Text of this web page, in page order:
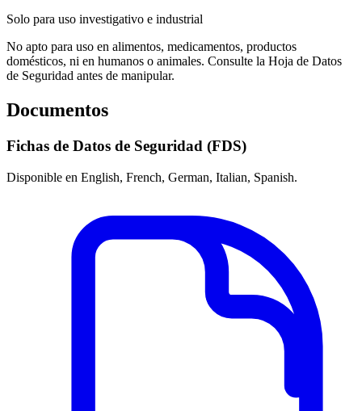
Solo para uso investigativo e industrial
No apto para uso en alimentos, medicamentos, productos
domésticos, ni en humanos o animales. Consulte la Hoja de Datos
de Seguridad antes de manipular.
Documentos
Fichas de Datos de Seguridad (FDS)
Disponible en English, French, German, Italian, Spanish.